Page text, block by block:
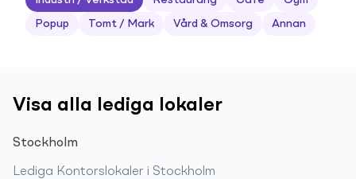
Popup Tomt / Mark Vård & Omsorg Annan
Visa alla lediga lokaler
Stockholm
Lediga Kontorslokaler i Stockholm